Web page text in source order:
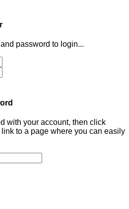
password to login...
with your account, then click
to a page where you can easily